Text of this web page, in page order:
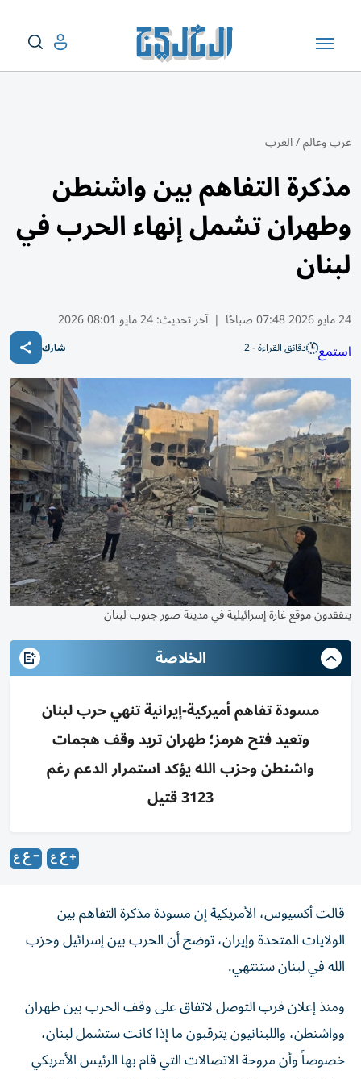
عرب وعالم/العرب
مذكرة التفاهم بين واشنطن
وطهران تشمل إنهاء الحرب في
لبنان
24 مايو 2026 07:48 صباحًا | آخر تحديث:24 مايو 08:01 2026
استمع دقائق القراءة - 2 شارك
يتفقدون موقع غارة إسرائيلية في مدينة صور جنوب لبنان
الخلاصة
مسودة تفاهم أميركية-إيرانية تنهي حرب لبنان
وتعيد فتح هرمز؛ طهران تريد وقف هجمات
واشنطن وحزب الله يؤكد استمرار الدعم رغم
3123 قتيل
قالت أكسيوس، الأمريكية إن مسودة مذكرة التفاهم بين
الولايات المتحدة وإيران، توضح أن الحرب بين إسرائيل وحزب
الله في لبنان ستنتهي.
ومنذ إعلان قرب التوصل لاتفاق على وقف الحرب بين طهران
وواشنطن، واللبنانيون يترقبون ما إذا كانت ستشمل لبنان،
خصوصاً وأن مروحة الاتصالات التي قام بها الرئيس الأمريكي